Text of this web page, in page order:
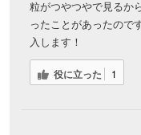
粒がつやつやで見るか
ったことがあったので
入します！
役に立った 1